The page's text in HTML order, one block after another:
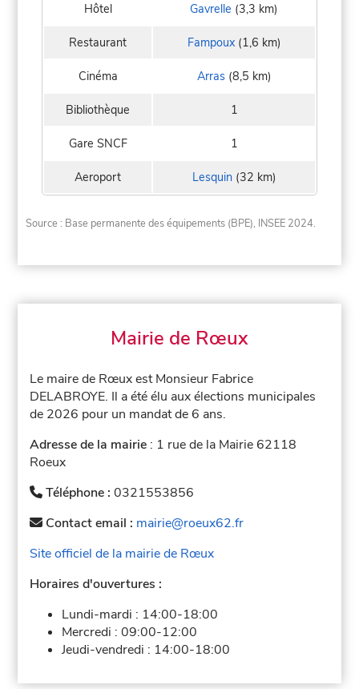
Hôtel Gavrelle (3,3 km)
Restaurant Fampoux(1,6 km)
Cinéma Arras(8,5 km)
Bibliothèque 1
Gare SNCF 1
Aeroport Lesquin(32 km)
Source : Base permanente des équipements (BPE), INSEE 2024.
Mairie de Rœux
Le maire de Rœux est Monsieur Fabrice
DELABROYE. Il a été élu aux élections municipales
de 2026 pour un mandat de 6 ans.
Adresse de la mairie : 1 rue de la Mairie 62118
Roeux
Téléphone :0321553856
Contact email : mairie@roeux62.fr
Site officiel de la mairie de Rœux
Horaires d'ouvertures :
Lundi-mardi : 14:00-18:00
Mercredi :09:00-12:00
Jeudi-vendredi : 14:00-18:00